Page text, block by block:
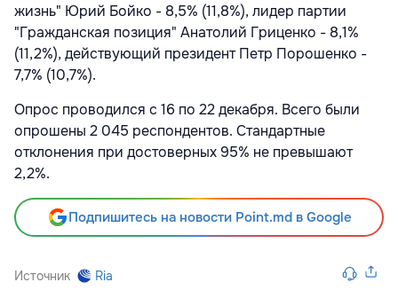
жизнь" Юрий Бойко - 8,5% (11,8%), лидер партии
"Гражданская позиция" Анатолий Гриценко - 8,1%
(11,2%), действующий президент Петр Порошенко -
7,7% (10,7%).
Опрос проводился с 16 по 22 декабря. Всего были
опрошены 2 045 респондентов. Стандартные
отклонения при достоверных 95% не превышают
2,2%.
Подпишитесь на новости Point.md в Google
Источник Ria